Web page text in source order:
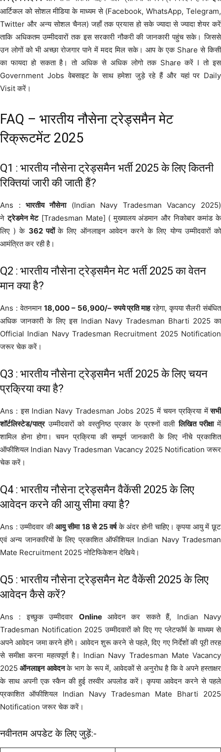
आर्टिकल को सोशल मीडिया के माध्यम से (Facebook, WhatsApp, Telegram,
Twitter और अन्य सोशल चैनल) जहाँ तक प्रयास हो सके ज्यादा से ज्यादा शेयर करें
ताकि अधिकतम उम्मीदवारों तक इस सरकारी नौकरी की जानकारी पहुंच सके। जिससे
उन लोगों को भी अच्छा रोजगार पाने में मदद मिल सके। आप के एक Share से किसी
का फायदा हो सकता है। तो अधिक से अधिक लोगो तक Share करें l तो इस
Government Jobs वेबसाइट के साथ हमेशा जुड़े रहे हैं और यहां पर Daily
Visit करें।
FAQ – भारतीय नौसेना ट्रेड्समैन मेट
रिक्रूटमेंट 2025
Q1 : भारतीय नौसेना ट्रेड्समैन भर्ती 2025 के लिए कितनी
रिक्तियां जारी की जाती हैं?
Ans :भारतीय नौसेना(Indian Navy Tradesman Vacancy 2025)
नेट्रेडमेन मेट[Tradesman Mate] ( मुख्यालय अंडमान और निकोबार कमांड के
लिए ) के 362 पदोंके लिए ऑनलाइन आवेदन करने के लिए योग्य उम्मीदवारों को
आमंत्रित कर रही है।
Q2 : भारतीय नौसेना ट्रेड्समैन मेट भर्ती 2025 का वेतन
मान क्या है?
Ans : वेतनमान18,000 – 56,900/– रुपये प्रति माहरहेगा, कृपया सैलरी संबंधित
अधिक जानकारी के लिए इस Indian Navy Tradesman Bharti 2025 का
Official Indian Navy Tradesman Recruitment 2025 Notification
जरूर चेक करें।
Q3 : भारतीय नौसेना ट्रेड्समैन भर्ती 2025 के लिए चयन
प्रक्रिया क्या है?
Ans : इस Indian Navy Tradesman Jobs 2025 में चयन प्रक्रिया मेंसभी
शॉर्टलिस्टेड/पात्रउम्मीदवारों को वस्तुनिष्ठ प्रकार के प्रश्नों वालीलिखित परीक्षामें
शामिल होना होगा। चयन प्रक्रिया की सम्पूर्ण जानकारी के लिए नीचे प्रकाशित
ऑफीशियल Indian Navy Tradesman Vacancy 2025 Notification जरूर
चेक करें।
Q4 : भारतीय नौसेना ट्रेड्समैन वैकेंसी 2025 के लिए
आवेदन करने की आयु सीमा क्या है?
Ans : उम्मीदवार कीआयु सीमा 18 से 25 वर्षके अंदर होनी चाहिए। कृपया आयु में छूट
एवं अन्य जानकारियों के लिए प्रकाशित ऑफीशियल Indian Navy Tradesman
Mate Recruitment 2025 नोटिफिकेशन देखिये।
Q5 : भारतीय नौसेना ट्रेड्समैन मेट वैकेंसी 2025 के लिए
आवेदन कैसे करें?
Ans : इच्छुक उम्मीदवार Onlineआवेदन कर सकते हैं, Indian Navy
Tradesman Notification 2025 उम्मीदवारों को दिए गए प्लेटफॉर्म के माध्यम से
अपने आवेदन जमा करने होंगे। आवेदन शुरू करने से पहले, दिए गए निर्देशों की पूरी तरह
से समीक्षा करना महत्वपूर्ण है। Indian Navy Tradesman Mate Vacancy
2025ऑनलाइन आवेदनके भाग के रूप में, आवेदकों से अनुरोध है कि वे अपने हस्ताक्षर
के साथ अपनी एक स्कैन की हुई तस्वीर अपलोड करें। कृपया आवेदन करने से पहले
प्रकाशित ऑफीशियल Indian Navy Tradesman Mate Bharti 2025
Notification जरूर चेक करें।
नवीनतम अपडेट के लिए जुड़ें:-